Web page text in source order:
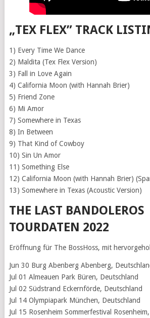
„TEX FLEX” TRACK
1) Every Time We Dance
2) Maldita (Tex Flex Version)
3) Fall in Love Again
4) California Moon (with Hannah Brier)
5) Friend Zone
6) Mi Amor
7) Somewhere in Texas
8) In Between
9) That Kind of Cowboy
10) Sin Un Amor
11) Something Else
12) California Moon (with Hannah Brier)
13) Somewhere in Texas (Acoustic Version)
THE LAST BANDOLEROS
TOURDATEN 2022
Eröffnung für The BossHoss, mit
Jun 30 Burg Abenberg Abenberg,
Jul 01 Almeauen Park Büren, Deutschland
Jul 02 Südstrand Eckernförde, Deutschland
Jul 14 Olympiapark München, Deutschland
Jul 15 Rosenheim Sommerfestival